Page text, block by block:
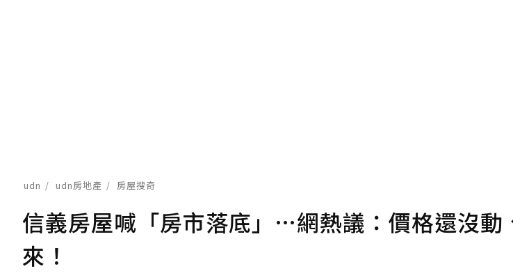
udn udn房地產 房屋搜奇
信義房屋喊「房市落底」…網熱議：價格還沒動
來！